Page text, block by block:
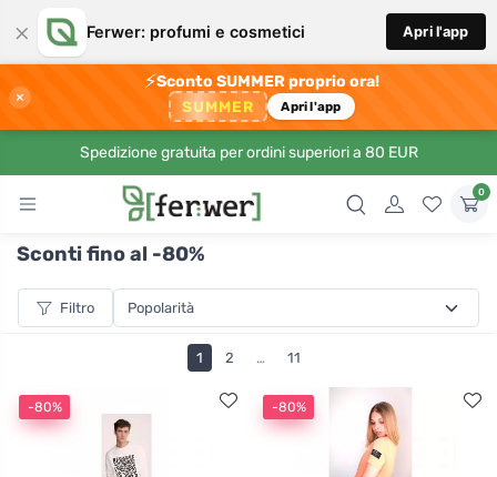
× Ferwer: profumi e cosmetici Apri l'app
×
⚡Sconto SUMMER proprio ora!
SUMMER Apri l'app
Spedizione gratuita per ordini superiori a 80 EUR
0
Sconti fino al -80%
Filtro
1 2 … 11
-80% -80%